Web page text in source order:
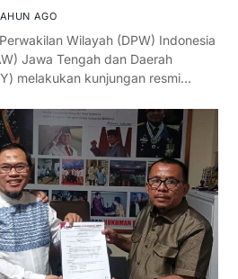
AGO
Wilayah (DPW) Indonesia
Jawa Tengah dan Daerah
melakukan kunjungan resmi…